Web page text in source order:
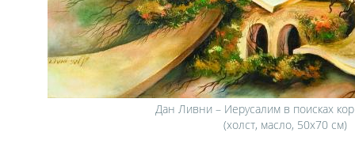
Дан Ливни – Иерусалим в поисках
(холст, масло, 50х70 см)